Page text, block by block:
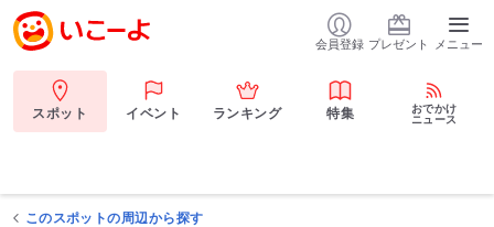
会員登録 プレゼント メニュー
スポット イベント ランキング 特集
おでかけ
ニュース
このスポットの周辺から探す